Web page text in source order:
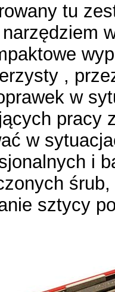
tu
,
w
pracy
w
i
sztycy